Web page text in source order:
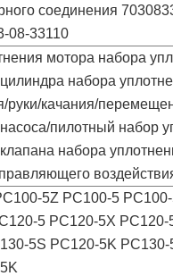
соединения
08-33110
мотора набора
набора
руки/качания/
пилотный набор
набора
5Z PC100-5
5 PC120-5X
5S PC120-5K